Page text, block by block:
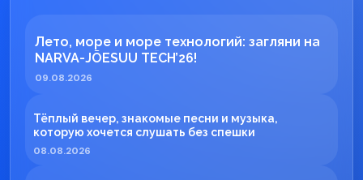
Лето, море и море технологий: загляни на
NARVA-JÕESUU TECH’26!
09.08.2026
Тёплый вечер, знакомые песни и музыка,
которую хочется слушать без спешки
08.08.2026